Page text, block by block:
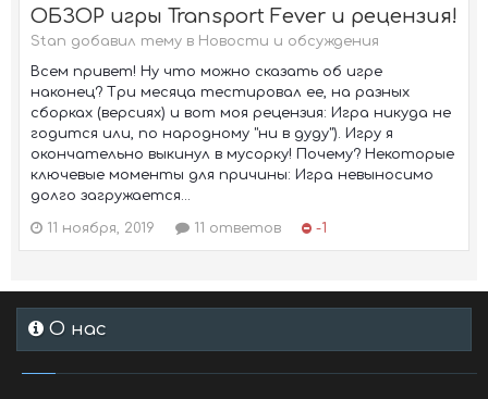
ОБЗОР игры Transport Fever и рецензия!
Stan добавил тему в Новости и обсуждения
Всем привет! Ну что можно сказать об игре
наконец? Три месяца тестировал ее, на разных
сборках (версиях) и вот моя рецензия: Игра никуда не
годится или, по народному "ни в дуду"). Игру я
окончательно выкинул в мусорку! Почему? Некоторые
ключевые моменты для причины: Игра невыносимо
долго загружается...
11 ноября, 2019 11 ответов -1
О нас